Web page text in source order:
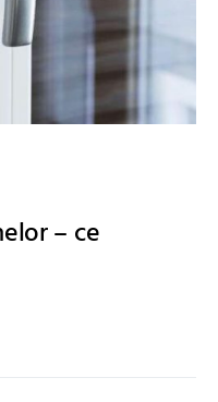
– ce